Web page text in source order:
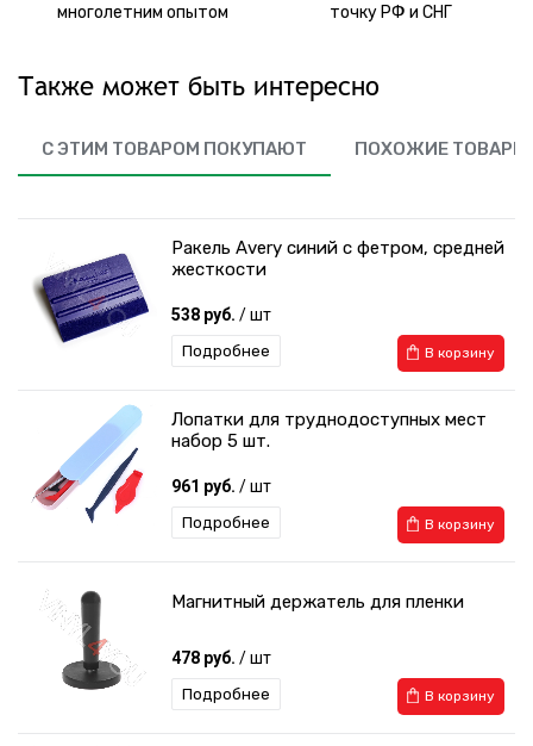
многолетним опытом
точку РФ и СНГ
Также может быть интересно
С ЭТИМ ТОВАРОМ ПОКУПАЮТ ПОХОЖИЕ ТОВАРЫ
Ракель Avery синий с фетром, средней
жесткости
538 руб. / шт
В корзину
Подробнее
Лопатки для труднодоступных мест
набор 5 шт.
961 руб. / шт
В корзину
Подробнее
Магнитный держатель для пленки
478 руб. / шт
В корзину
Подробнее